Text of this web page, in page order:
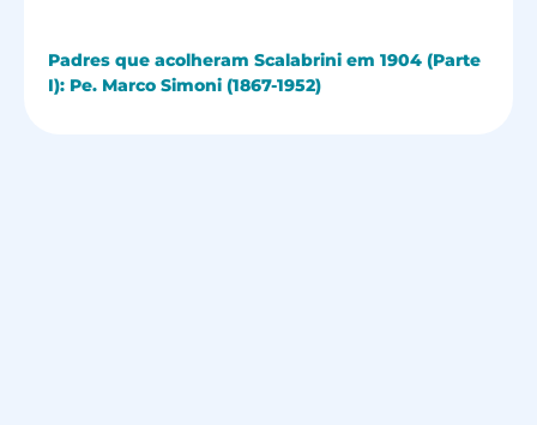
Padres que acolheram Scalabrini em 1904 (Parte
I): Pe. Marco Simoni (1867-1952)